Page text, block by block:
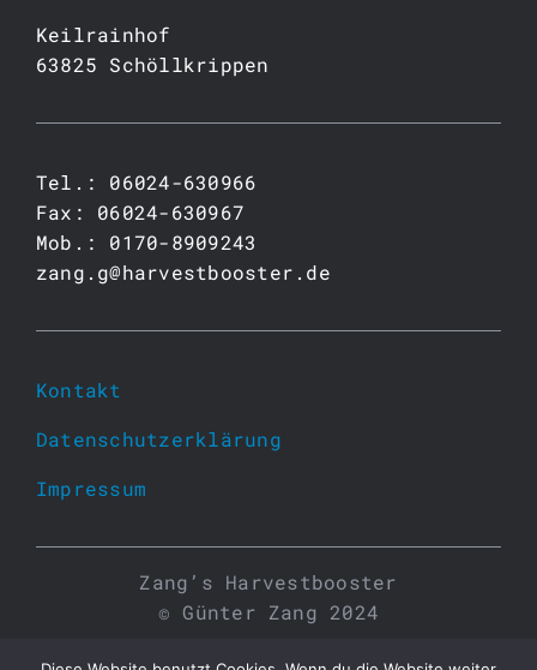
Keilrainhof
63825 Schöllkrippen
Tel.: 06024-630966
Fax: 06024-630967
Mob.: 0170-8909243
zang.g@harvestbooster.de
Kontakt
Datenschutzerklärung
Impressum
Zang’s Harvestbooster
© Günter Zang 2024